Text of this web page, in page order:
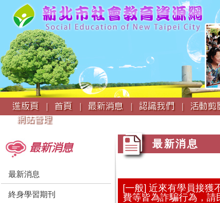
:::
進版頁 |
首頁 | 最新消息 | 認識我們 |
活動
網站管理
最新消息
最新消息
終身學習期刊
最新消息
[一般] 近來有學員接獲
費等皆為詐騙行為，